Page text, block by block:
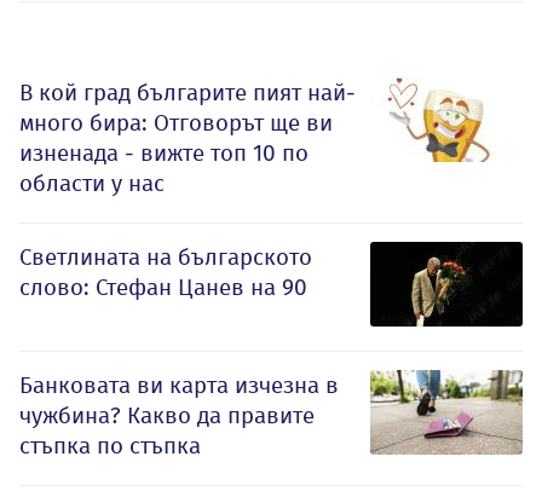
В кой град българите пият най-
много бира: Отговорът ще ви
изненада - вижте топ 10 по
области у нас
Светлината на българското
слово: Стефан Цанев на 90
Банковата ви карта изчезна в
чужбина? Какво да правите
стъпка по стъпка